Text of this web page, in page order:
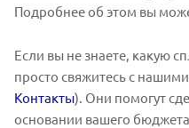
Подробнее об этом вы
Если вы не знаете, какую
просто свяжитесь с
Контакты). Они помогут
основании вашего